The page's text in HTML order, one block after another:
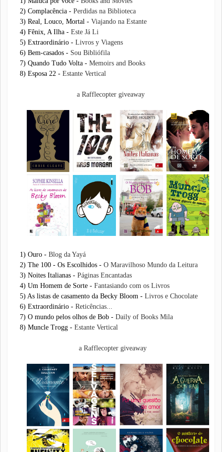
2) Complacência - Perdidas na Biblioteca
3) Real, Louco, Mortal - Viajando na Estante
4) Fênix, A Ilha - Este Já Li
5) Extraordinário - Livros y Viagens
6) Bem-casados - Sou Bibliófila
7) Quando Tudo Volta - Memoirs and Books
8) Esposa 22 - Estante Vertical
a Rafflecopter giveaway
1) Ouro - Blog da Yayá
2) The 100 - Os Escolhidos - O Maravilhoso Mundo da Leitura
3) Noites Italianas - Páginas Encantadas
4) Um Homem de Sorte - Fantasiando com os Livros
5) As listas de casamento da Becky Bloom - Livros e Chocolate
6) Extraordinário - Reticências...
7) O mundo pelos olhos de Bob - Daily of Books Mila
8) Muncle Trogg - Estante Vertical
a Rafflecopter giveaway